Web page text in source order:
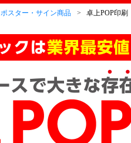
ポスター・サイン商品 卓上POP印刷